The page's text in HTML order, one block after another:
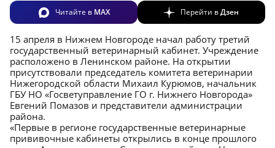
Читайте в MAX Перейти вДзен
15 апреля в Нижнем Новгороде начал работу третий
государственный ветеринарный кабинет. Учреждение
расположено в Ленинском районе. На открытии
присутствовали председатель комитета ветеринарии
Нижегородской области Михаил Курюмов, начальник
ГБУ НО «Госветуправление ГО г. Нижнего Новгорода»
Евгений Помазов и представители администрации
района.
«Первые в регионе государственные ветеринарные
прививочные кабинеты открылись в конце прошлого